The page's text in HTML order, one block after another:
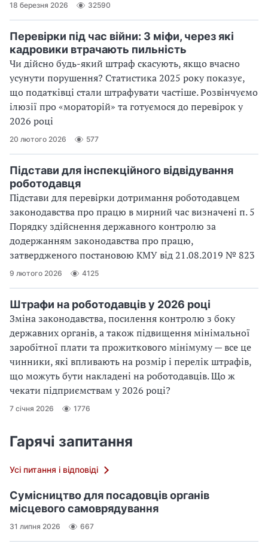
18 березня 2026 32590
Перевірки під час війни: 3 міфи, через які
кадровики втрачають пильність
Чи дійсно будь-який штраф скасують, якщо вчасно
усунути порушення? Статистика 2025 року показує,
що податківці стали штрафувати частіше. Розвінчуємо
ілюзії про «мораторій» та готуємося до перевірок у
2026 році
20 лютого 2026 577
Підстави для інспекційного відвідування
роботодавця
Підстави для перевірки дотримання роботодавцем
законодавства про працю в мирний час визначені п. 5
Порядку здійснення державного контролю за
додержанням законодавства про працю,
затвердженого постановою КМУ від 21.08.2019 № 823
9 лютого 2026 4125
Штрафи на роботодавців у 2026 році
Зміна законодавства, посилення контролю з боку
державних органів, а також підвищення мінімальної
заробітної плати та прожиткового мінімуму — все це
чинники, які впливають на розмір і перелік штрафів,
що можуть бути накладені на роботодавців. Що ж
чекати підприємствам у 2026 році?
7 січня 2026 1776
Гарячі запитання
Усі питання і відповіді
Сумісництво для посадовців органів
місцевого самоврядування
31 липня 2026 667